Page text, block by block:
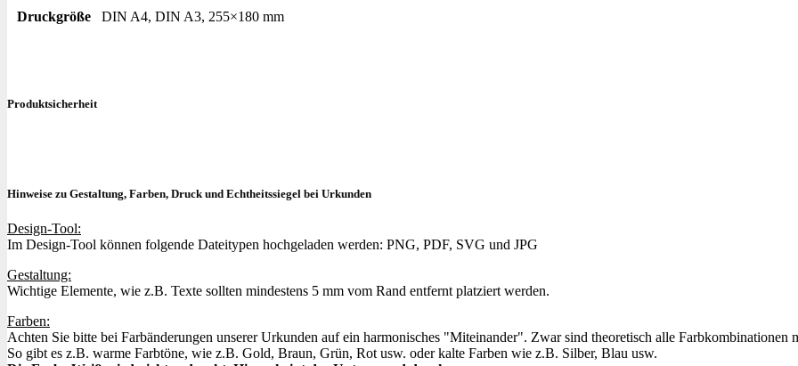
Druckgröße DIN A4, DIN A3, 255×180 mm
Produktsicherheit
Hinweise zu Gestaltung, Farben, Druck und Echtheitssiegel bei Urkunden
Design-Tool:
Im Design-Tool können folgende Dateitypen hochgeladen werden: PNG, PDF, SVG und JPG
Gestaltung:
Wichtige Elemente, wie z.B. Texte sollten mindestens 5 mm vom Rand entfernt platziert werden.
Farben:
Achten Sie bitte bei Farbänderungen unserer Urkunden auf ein harmonisches "Miteinander". Zwar sind theoretisch alle Farbkombinationen
So gibt es z.B. warme Farbtöne, wie z.B. Gold, Braun, Grün, Rot usw. oder kalte Farben wie z.B. Silber, Blau usw.